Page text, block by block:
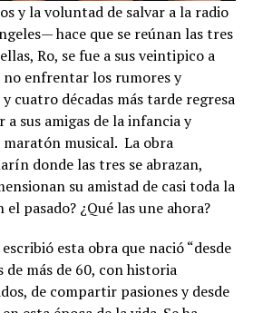
y la voluntad de salvar a la radio
hace que se reúnan las tres
Ro, se fue a sus veintipico a
enfrentar los rumores y
cuatro décadas más tarde regresa
a sus amigas de la infancia y
musical. La obra
donde las tres se abrazan,
su amistad de casi toda la
el pasado? ¿Qué las une ahora?
esta obra que nació “desde
de más de 60, con historia
de compartir pasiones y desde